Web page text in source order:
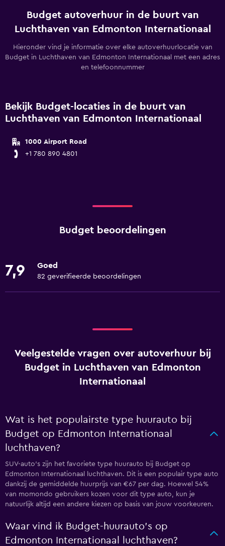
Budget autoverhuur in de buurt van
Luchthaven van Edmonton Internationaal
Hieronder vind je informatie over elke autoverhuurlocatie van
Budget in Luchthaven van Edmonton Internationaal met een adres
en telefoonnummer
Bekijk Budget-locaties in de buurt van
Luchthaven van Edmonton Internationaal
1000 Airport Road
+1 780 890 4801
Budget beoordelingen
7,9 Goed
82 geverifieerde beoordelingen
Veelgestelde vragen over autoverhuur bij
Budget in Luchthaven van Edmonton
Internationaal
Wat is het populairste type huurauto bij
Budget op Edmonton Internationaal
luchthaven?
SUV-auto's zijn het favoriete type huurauto bij Budget op
Edmonton Internationaal luchthaven. Dit is een populair type auto
dankzij de gemiddelde huurprijs van €67 per dag. Hoewel 54%
van momondo gebruikers kozen voor dit type auto, kun je
natuurlijk altijd een andere kiezen op basis van jouw voorkeuren.
Waar vind ik Budget-huurauto's op
Edmonton Internationaal luchthaven?